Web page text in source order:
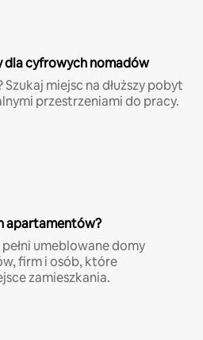
dla cyfrowych nomadów
miejsc na dłuższy pobyt
przestrzeniami do pracy.
apartamentów?
umeblowane domy
firm i osób, które
zamieszkania.